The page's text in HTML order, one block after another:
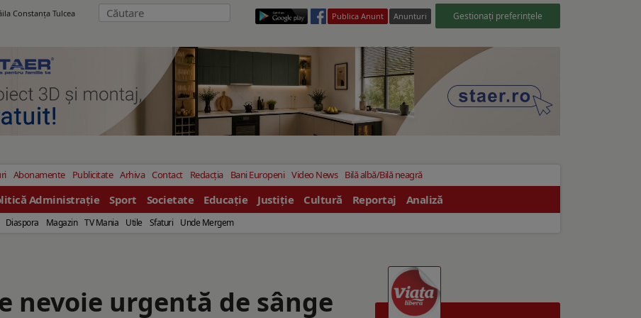
Constanţa Tulcea
Publica Anunt Anunturi Gestionați preferințele
Abonamente Publicitate Arhiva Contact Redacția Bani Europeni Video News Bilă albă/Bilă neagră
Administrație Sport Societate Educație Justiție Cultură Reportaj Analiză
Diaspora Magazin TV Mania Utile Sfaturi Unde Mergem
nevoie urgentă de sânge